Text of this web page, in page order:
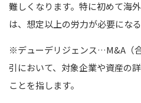
難しくなります。特に初めて海
は、想定以上の労力が必要にな
※デューデリジェンス…M&A（
引において、対象企業や資産の
ことを指します。